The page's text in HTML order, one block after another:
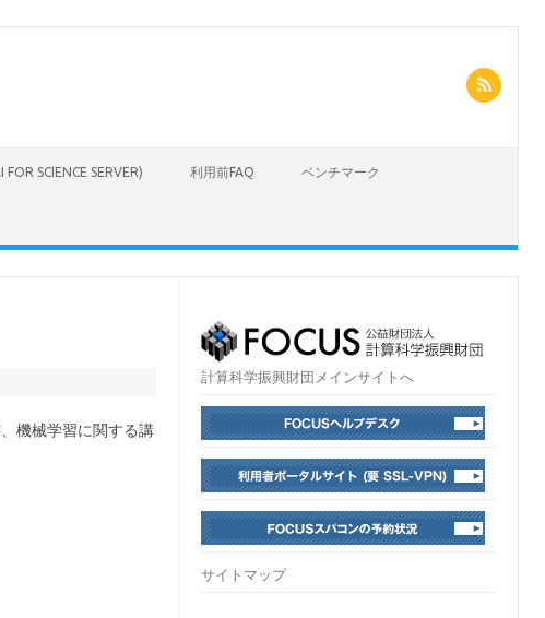
FOR SCIENCE SERVER) 利用前FAQ ベンチマーク
機械学習に関する講
計算科学振興財団メインサイトへ
サイトマップ